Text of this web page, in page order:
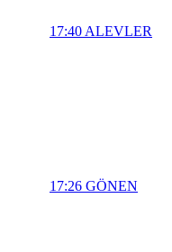
17:40 ALEVLER
17:26 GÖNEN